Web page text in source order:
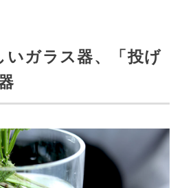
いガラス器、「投げ